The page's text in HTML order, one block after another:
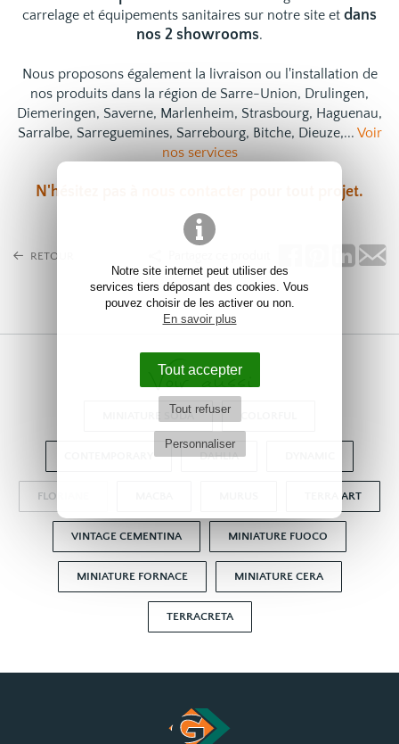
Notre site internet peut utiliser des
services tiers déposant des cookies. Vous
pouvez choisir de les activer ou non.
En savoir plus
Tout accepter
Tout refuser
Personnaliser
carrelage et équipements sanitaires sur notre site et dans
nos 2 showrooms.
Nous proposons également la livraison ou l'installation de
nos produits dans la région de Sarre-Union, Drulingen,
Diemeringen, Saverne, Marlenheim, Strasbourg, Haguenau,
Sarralbe, Sarreguemines, Sarrebourg, Bitche, Dieuze,... Voir
nos services
N'hésitez pas à pour tout projet.
RETOUR
Voir aussi
MINIATURE SODA
DAHLIA
FLORIANE TERRA ART
VINTAGE CEMENTINA MINIATURE FUOCO
MINIATURE FORNACE MINIATURE CERA
TERRACRETA